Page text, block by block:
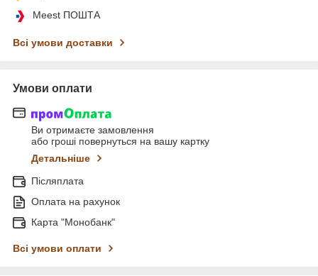
Meest ПОШТА
Всі умови доставки
Умови оплати
Ви отримаєте замовлення
або гроші повернуться на вашу картку
Детальніше
Післяплата
Оплата на рахунок
Карта "Монобанк"
Всі умови оплати